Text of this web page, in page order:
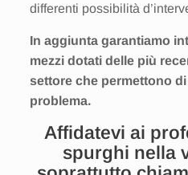
differenti possibilità
In aggiunta garantiamo
mezzi dotati delle più
settore che permettono
problema.
Affidatevi ai
spurghi nella